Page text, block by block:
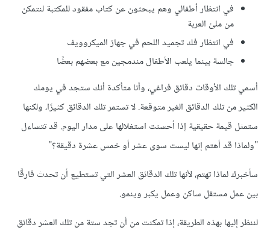
في انتظار أطفالي وهم يبحثون عن كتاب مفقود للمكتبة لنتمكن
من ملئ العربة
في انتظار فك تجميد اللحم في جهاز الميكروويف
جالسة بينما يلعب الأطفال مندمجين مع بعضهم بعضًا
أسمي تلك الأوقات دقائق فراغي، وأنا متأكدة أنك ستجد في يومك
الكثير من تلك الدقائق الغير متوقعة. لا تستمر تلك الدقائق كثيرًا، ولكنها
ستمثل قيمة حقيقية إذا أحسنت استغلالها على مدار اليوم. قد تتساءل
"ولماذا قد أهتم إنها ليست سوى عشر أو خمس عشرة دقيقة؟"
سأخبرك لماذا تهتم، لأنها تلك الدقائق العشر التي تستطيع أن تحدث فارقًا
بين عمل مستقل ساكن وعمل يكبر وينمو.
لننظر إليها بهذه الطريقة، إذا تمكنت من أن تجد ستة من تلك العشر دقائق